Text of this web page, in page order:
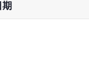
期